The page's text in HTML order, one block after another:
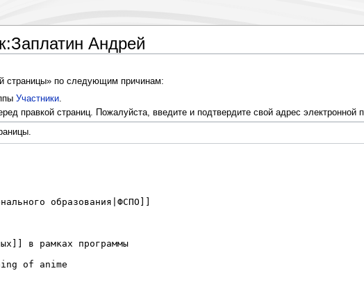
Андрей
страницы» по следующим причинам:
Участники.
правкой страниц. Пожалуйста, введите и подтвердите свой адрес электронной